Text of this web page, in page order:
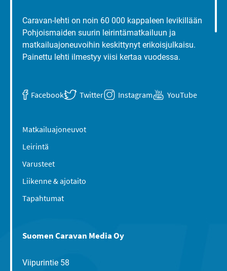
Caravan-lehti on noin 60 000 kappaleen levikillään
Pohjoismaiden suurin leirintämatkailuun ja
matkailuajoneuvoihin keskittynyt erikoisjulkaisu.
Painettu lehti ilmestyy viisi kertaa vuodessa.
Facebook Twitter Instagram YouTube
Matkailuajoneuvot
Leirintä
Varusteet
Liikenne & ajotaito
Tapahtumat
Suomen Caravan Media Oy
Viipurintie 58